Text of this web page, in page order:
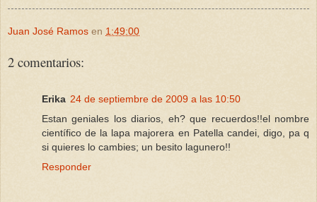
Juan José Ramos en 1:49:00
2 comentarios:
Erika 24 de septiembre de 2009 a las 10:50
Estan geniales los diarios, eh? que recuerdos!!el nombre
científico de la lapa majorera en Patella candei, digo, pa q
si quieres lo cambies; un besito lagunero!!
Responder